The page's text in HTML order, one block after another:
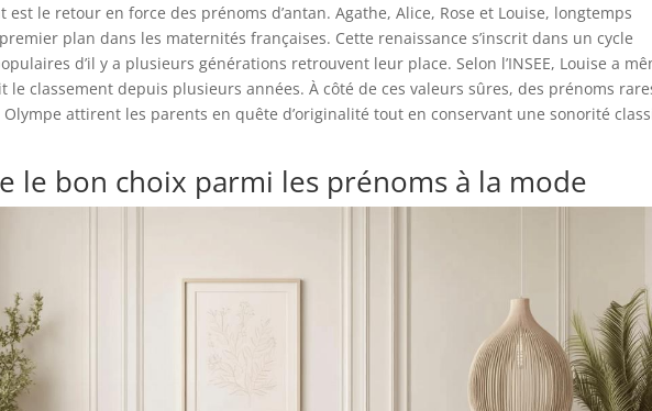
le retour en force des prénoms d’antan. Agathe, Alice, Rose et Louise, longtemps
plan dans les maternités françaises. Cette renaissance s’inscrit dans un cycle
d’il y a plusieurs générations retrouvent leur place. Selon l’INSEE, Louise a
le classement depuis plusieurs années. À côté de ces valeurs sûres, des prénoms
Olympe attirent les parents en quête d’originalité tout en conservant une sonorité
le bon choix parmi les prénoms à la mode